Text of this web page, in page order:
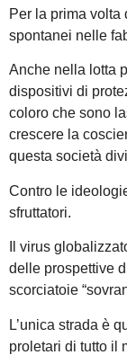
Per la prima volta
spontanei nelle
Anche nella lotta
dispositivi di
coloro che sono
crescere la
questa società
Contro le
sfruttatori.
Il virus
delle prospettive
scorciatoie
L’unica strada è
proletari di tutto il